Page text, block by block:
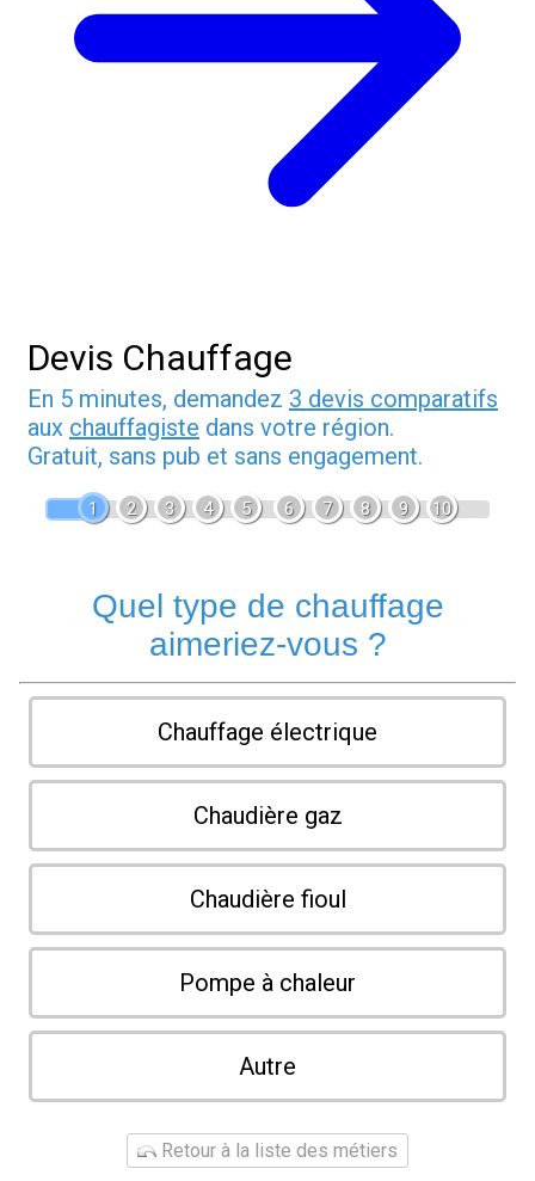
Devis Chauffage
En 5 minutes, demandez 3 devis comparatifs
aux chauffagiste dans votre région.
Gratuit, sans pub et sans engagement.
1 2 3 4 5 6 7 8 9 10
Quel type de chauffage
aimeriez-vous ?
Chauffage électrique
Chaudière gaz
Chaudière fioul
Pompe à chaleur
Autre
Retour à la liste des métiers